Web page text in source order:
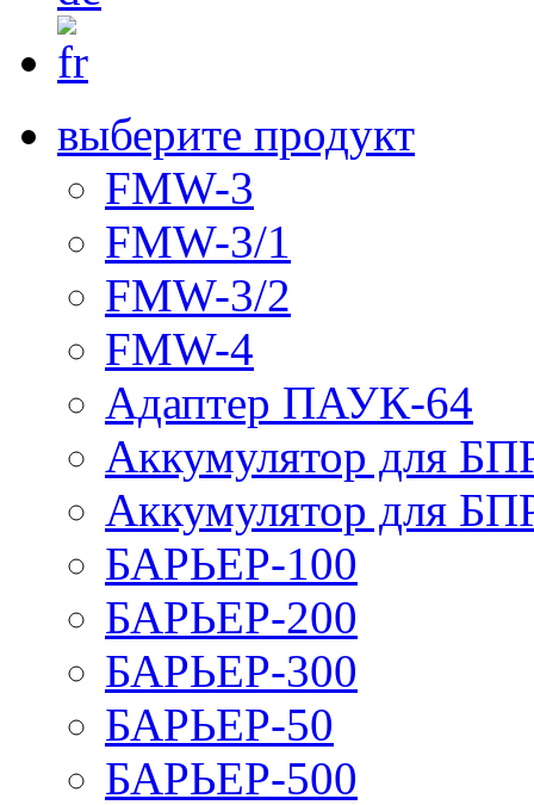
выберите продукт
FMW-3
FMW-3/1
FMW-3/2
FMW-4
Адаптер ПАУК-64
Аккумулятор для
Аккумулятор для
БАРЬЕР-100
БАРЬЕР-200
БАРЬЕР-300
БАРЬЕР-50
БАРЬЕР-500